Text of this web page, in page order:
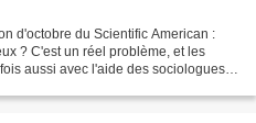
d'octobre du Scientific American :
? C'est un réel problème, et les
aussi avec l'aide des sociologues